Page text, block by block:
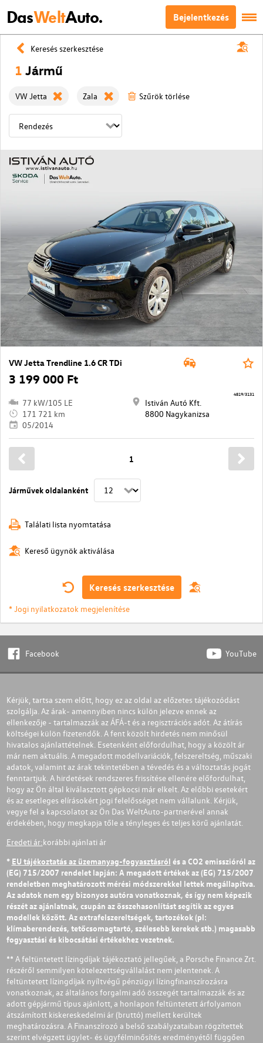
DasWeltAuto. Bejelentkezés
Keresés szerkesztése
1 Jármű
VW Jetta Zala Szűrök törlése
VW Jetta Trendline 1.6 CR TDi
3 199 000 Ft
77 kW/105 LE
171 721 km
05/2014
Istiván Autó Kft.
8800 Nagykanizsa
4819/3131
Járművek oldalanként
1
Találati lista nyomtatása
Kereső ügynök aktiválása
Keresés szerkesztése
* Jogi nyilatkozatok megjelenítése
Facebook YouTube
Kérjük, tartsa szem előtt, hogy ez az oldal az előzetes tájékozódást
szolgálja. Az árak- amennyiben nincs külön jelezve ennek az
ellenkezője - tartalmazzák az ÁFÁ-t és a regisztrációs adót. Az átírás
költségei külön fizetendők. A fent közölt hirdetés nem minősül
hivatalos ajánlattételnek. Esetenként előfordulhat, hogy a közölt ár
már nem aktuális. A megadott modellvariációk, felszereltség, műszaki
adatok, valamint az árak tekintetében a tévedés és a változtatás jogát
fenntartjuk. A hirdetések rendszeres frissítése ellenére előfordulhat,
hogy az Ön által kiválasztott gépkocsi már elkelt. Az előbbi esetekért
és az esetleges elírásokért jogi felelősséget nem vállalunk. Kérjük,
vegye fel a kapcsolatot az Ön Das WeltAuto-partnerével annak
érdekében, hogy megkapja tőle a tényleges és teljes körű ajánlatát.
Eredeti ár:korábbi ajánlati ár
* EU tájékoztatás az üzemanyag-fogyasztásról és a CO2 emisszióról az
(EG) 715/2007 rendelet lapján: A megadott értékek az (EG) 715/2007
rendeletben meghatározott mérési módszerekkel lettek megállapítva.
Az adatok nem egy bizonyos autóra vonatkoznak, és így nem képezik
részét az ajánlatnak, csupán az összehasonlítást segítik az egyes
modellek között. Az extrafelszereltségek, tartozékok (pl:
klímaberendezés, tetőcsomagtartó, szélesebb kerekek stb.) magasabb
fogyasztási és kibocsátási értékekhez vezetnek.
** A feltüntetett lízingdíjak tájékoztató jellegűek, a Porsche Finance Zrt.
részéről semmilyen kötelezettségvállalást nem jelentenek. A
feltüntetett lízingdíjak nyíltvégű pénzügyi lízingfinanszírozásra
vonatkoznak, az általános forgalmi adó összegét tartalmazzák és az
adott gépjármű típus ajánlott, a honlapon feltüntetett árfolyamon
átszámított kiskereskedelmi ár (bruttó) mellett kerültek
meghatározásra. A Finanszírozó a belső szabályzataiban rögzítettek
szerint elvégzett ügylet- és ügyfélminősítés eredményétől függően